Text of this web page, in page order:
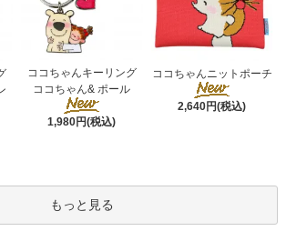
ココちゃんキーリング
ココちゃん& ポール
1,980円(税込)
ココちゃんニットポーチ
2,640円(税込)
もっと見る